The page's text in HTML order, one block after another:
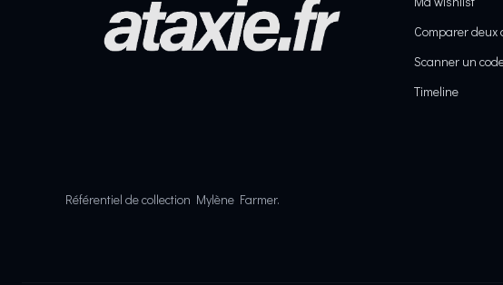
Référentiel de collection Mylène Farmer.
Comparer deux
Scanner un
Timeline